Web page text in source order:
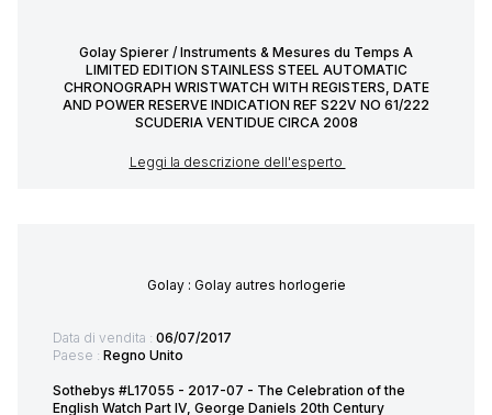
Golay Spierer / Instruments & Mesures du Temps A
LIMITED EDITION STAINLESS STEEL AUTOMATIC
CHRONOGRAPH WRISTWATCH WITH REGISTERS, DATE
AND POWER RESERVE INDICATION REF S22V NO 61/222
SCUDERIA VENTIDUE CIRCA 2008
Leggi la descrizione dell'esperto
Golay : Golay autres horlogerie
Data di vendita : 06/07/2017
Paese : Regno Unito
Sothebys #L17055 - 2017-07 - The Celebration of the
English Watch Part IV, George Daniels 20th Century